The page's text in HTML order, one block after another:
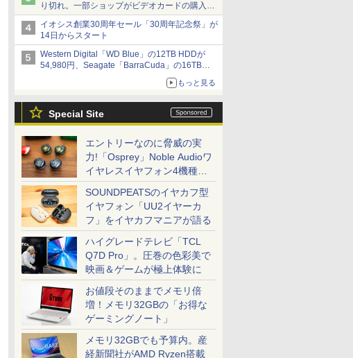
り切れ。一部ショップがビデオカードの購入制
限を実施したニュースが注目を集める AKIBA
PC Hotline! 先週のアクセスランキング 26年7月
27日～26年8月3日
イオシス創業30周年セール「30周年記念祭」が
14日からスタート
Western Digital「WD Blue」の12TB HDDが
54,980円、Seagate「BarraCuda」の16TB
HDDが64,980円などが特売、NAS・ビジネス向
けは上昇傾向 [8月前半のHDD価格]
もっと見る
Special Site
エントリーなのに脅威の実
力!「Osprey」Noble Audioワ
イヤレスイヤフォン4機種を
一気に聴く
SOUNDPEATSのイヤカフ型
イヤフォン「UU2イヤーカ
フ」をイヤカフマニアが語る
ハイグレードテレビ「TCL
Q7D Pro」。圧巻の色彩美で
映画＆ゲームが極上体験に
お値段そのままでメモリ倍
増！メモリ32GBの「お得な
ゲーミングノート」
メモリ32GBでも予算内。産
経新聞社がAMD Ryzen搭載